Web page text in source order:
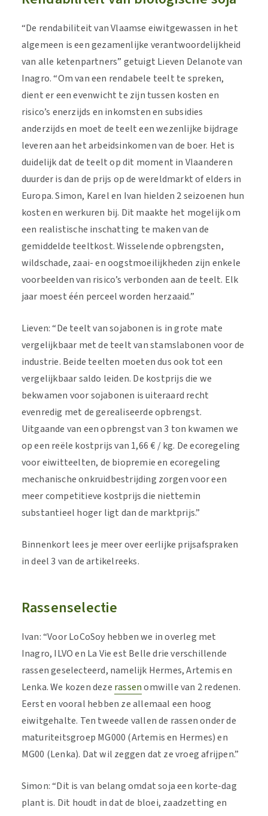
“De rendabiliteit van Vlaamse eiwitgewassen in het
algemeen is een gezamenlijke verantwoordelijkheid
van alle ketenpartners” getuigt Lieven Delanote van
Inagro. “Om van een rendabele teelt te spreken,
dient er een evenwicht te zijn tussen kosten en
risico’s enerzijds en inkomsten en subsidies
anderzijds en moet de teelt een wezenlijke bijdrage
leveren aan het arbeidsinkomen van de boer. Het is
duidelijk dat de teelt op dit moment in Vlaanderen
duurder is dan de prijs op de wereldmarkt of elders in
Europa. Simon, Karel en Ivan hielden 2 seizoenen hun
kosten en werkuren bij. Dit maakte het mogelijk om
een realistische inschatting te maken van de
gemiddelde teeltkost. Wisselende opbrengsten,
wildschade, zaai- en oogstmoeilijkheden zijn enkele
voorbeelden van risico’s verbonden aan de teelt. Elk
jaar moest één perceel worden herzaaid.”
Lieven: “De teelt van sojabonen is in grote mate
vergelijkbaar met de teelt van stamslabonen voor de
industrie. Beide teelten moeten dus ook tot een
vergelijkbaar saldo leiden. De kostprijs die we
bekwamen voor sojabonen is uiteraard recht
evenredig met de gerealiseerde opbrengst.
Uitgaande van een opbrengst van 3 ton kwamen we
op een reële kostprijs van 1,66 € / kg. De ecoregeling
voor eiwitteelten, de biopremie en ecoregeling
mechanische onkruidbestrijding zorgen voor een
meer competitieve kostprijs die niettemin
substantieel hoger ligt dan de marktprijs.”
Binnenkort lees je meer over eerlijke prijsafspraken
in deel 3 van de artikelreeks.
Rassenselectie
Ivan: “Voor LoCoSoy hebben we in overleg met
Inagro, ILVO en La Vie est Belle drie verschillende
rassen geselecteerd, namelijk Hermes, Artemis en
Lenka. We kozen deze rassenomwille van 2 redenen.
Eerst en vooral hebben ze allemaal een hoog
eiwitgehalte. Ten tweede vallen de rassen onder de
maturiteitsgroep MG000 (Artemis en Hermes) en
MG00 (Lenka). Dat wil zeggen dat ze vroeg afrijpen.”
Simon: “Dit is van belang omdat soja een korte-dag
plant is. Dit houdt in dat de bloei, zaadzetting en